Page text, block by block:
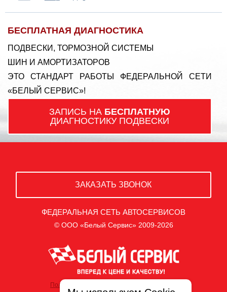
БЕСПЛАТНАЯ ДИАГНОСТИКА
ПОДВЕСКИ, ТОРМОЗНОЙ СИСТЕМЫ
ШИН И АМОРТИЗАТОРОВ
ЭТО СТАНДАРТ РАБОТЫ ФЕДЕРАЛЬНОЙ СЕТИ
«БЕЛЫЙ СЕРВИС»!
ЗАПИСЬ НА БЕСПЛАТНУЮ
ДИАГНОСТИКУ ПОДВЕСКИ
ЗАКАЗАТЬ ЗВОНОК
ФЕДЕРАЛЬНАЯ СЕТЬ АВТОСЕРВИСОВ
© ООО «Белый Сервис» 2009-2026
Политика обработки персональных данных